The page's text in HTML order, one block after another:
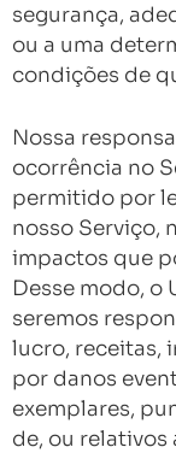
segurança,
ou a uma
condições de
Nossa
ocorrência no
permitido por
nosso Serviço,
impactos que
Desse modo, o
seremos
lucro, receitas,
por danos
exemplares,
de, ou relativos